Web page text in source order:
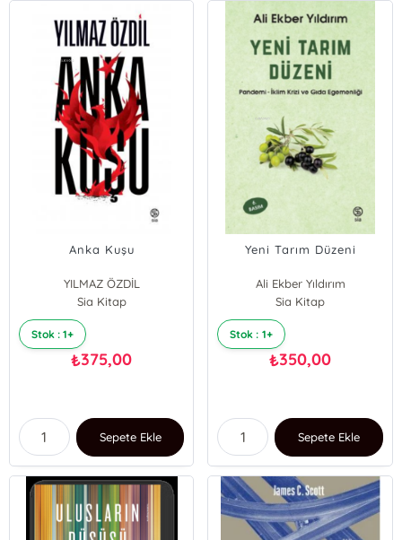
Anka Kuşu
YILMAZ ÖZDİL
Sia Kitap
Stok : 1+
₺375,00
Sepete Ekle
Yeni Tarım Düzeni
Ali Ekber Yıldırım
Sia Kitap
Stok : 1+
₺350,00
Sepete Ekle